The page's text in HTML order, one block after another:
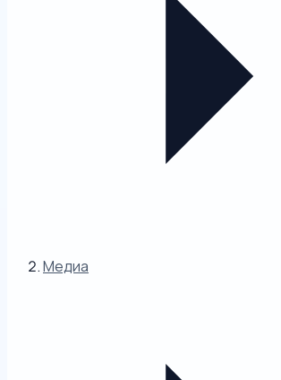
Медиа